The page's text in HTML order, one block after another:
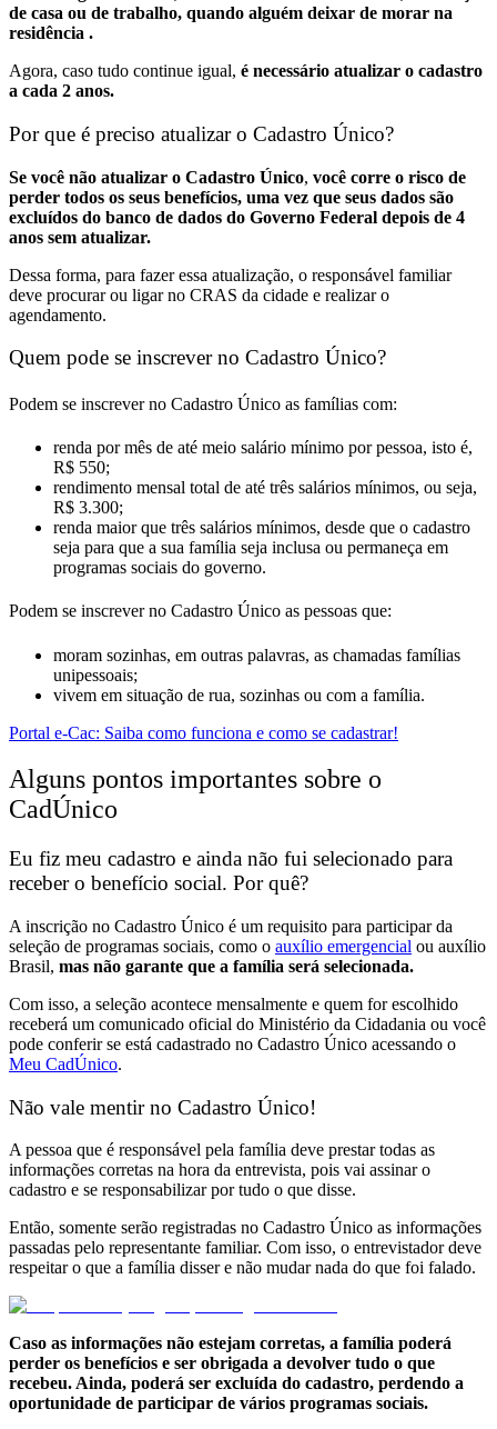
de casa ou de trabalho, quando alguém deixar de morar na
residência .
Agora, caso tudo continue igual, é necessário atualizar o cadastro
a cada 2 anos.
Por que é preciso atualizar o Cadastro Único?
Se você não atualizar o Cadastro Único, você corre o risco de
perder todos os seus benefícios, uma vez que seus dados são
excluídos do banco de dados do Governo Federal depois de 4
anos sem atualizar.
Dessa forma, para fazer essa atualização, o responsável familiar
deve procurar ou ligar no CRAS da cidade e realizar o
agendamento.
Quem pode se inscrever no Cadastro Único?
Podem se inscrever no Cadastro Único as famílias com:
renda por mês de até meio salário mínimo por pessoa, isto é,
R$ 550;
rendimento mensal total de até três salários mínimos, ou seja,
R$ 3.300;
renda maior que três salários mínimos, desde que o cadastro
seja para que a sua família seja inclusa ou permaneça em
programas sociais do governo.
Podem se inscrever no Cadastro Único as pessoas que:
moram sozinhas, em outras palavras, as chamadas famílias
unipessoais;
vivem em situação de rua, sozinhas ou com a família.
Portal e-Cac: Saiba como funciona e como se cadastrar!
Alguns pontos importantes sobre o
CadÚnico
Eu fiz meu cadastro e ainda não fui selecionado para
receber o benefício social. Por quê?
​A inscrição no Cadastro Único é um requisito para participar da
seleção de programas sociais, como o auxílio emergencial ou auxílio
Brasil, mas não garante que a família será selecionada.
Com isso, a seleção acontece mensalmente e quem for escolhido
receberá um comunicado oficial do Ministério da Cidadania ou você
pode conferir se está cadastrado no Cadastro Único acessando o
Meu CadÚnico.
Não vale mentir no Cadastro Único!
A pessoa que é responsável pela família deve prestar todas as
informações corretas na hora da entrevista, pois vai assinar o
cadastro e se responsabilizar por tudo o que disse.
Então, somente serão registradas no Cadastro Único as informações
passadas pelo representante familiar. Com isso, o entrevistador deve
respeitar o que a família disser e não mudar nada do que foi falado.
Caso as informações não estejam corretas, a família poderá
perder os benefícios e ser obrigada a devolver tudo o que
recebeu. Ainda, poderá ser excluída do cadastro, perdendo a
oportunidade de participar de vários programas sociais.